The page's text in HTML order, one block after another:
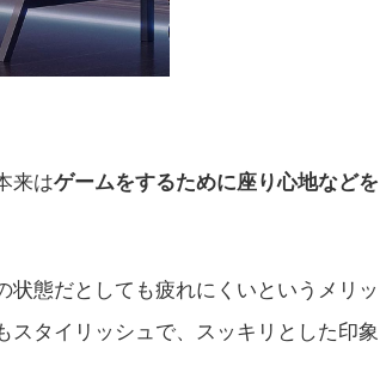
来はゲームをするために座り心地などを
態だとしても疲れにくいというメリッ
スタイリッシュで、スッキリとした印象